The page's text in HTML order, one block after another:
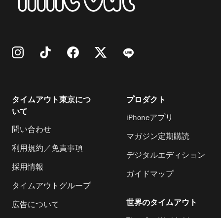
タイムアウト東京につ
いて
問い合わせ
利用規約／免責事項
採用情報
タイムアウトグループ
広告について
プロダクト
iPhoneアプリ
マガジン定期購読
デジタルエディション
ガイドマップ
世界のタイムアウト